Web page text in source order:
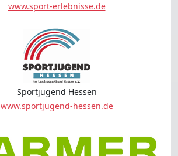
www.sport-erlebnisse.de
Sportjugend Hessen
www.sportjugend-hessen.de